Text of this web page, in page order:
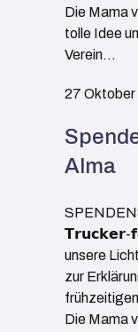
Die Mama
tolle Idee
Verein…
27 Oktober
Alma
𝗧𝗿𝘂𝗰𝗸𝗲𝗿-
unsere
zur
Die Mama